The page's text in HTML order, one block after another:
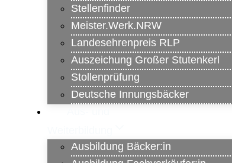
Stellenfinder
Meister.Werk.NRW
Landesehrenpreis RLP
Auszeichung Großer Stutenkerl
Stollenprüfung
Deutsche Innungsbäcker
Ausbildung Bäcker:in